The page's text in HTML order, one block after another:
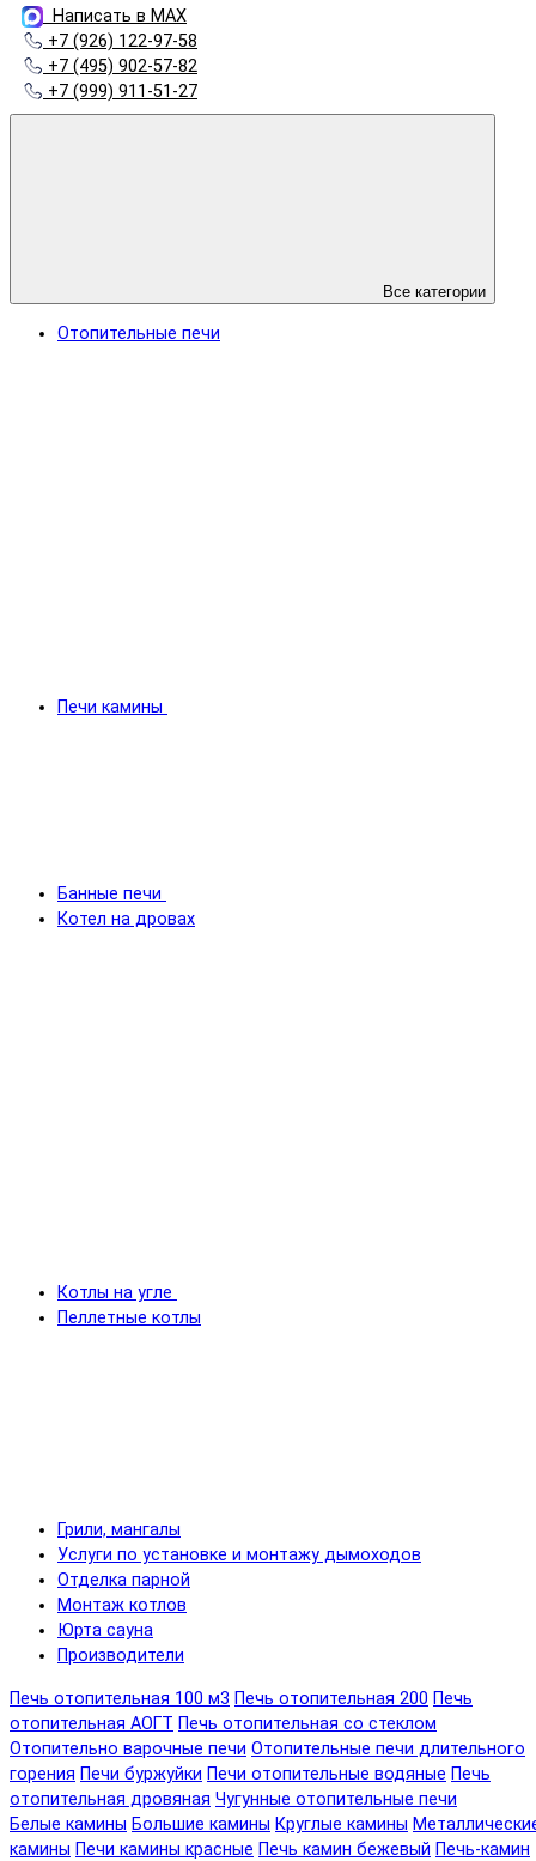
Написать в MAX
+7 (926) 122-97-58
+7 (495) 902-57-82
+7 (999) 911-51-27
Все категории
Отопительные печи
Печи камины
Банные печи
Котел на дровах
Котлы на угле
Пеллетные котлы
Грили, мангалы
Услуги по установке и монтажу дымоходов
Отделка парной
Монтаж котлов
Юрта сауна
Производители
Печь отопительная 100 м3 Печь отопительная 200 Печь
отопительная АОГТ Печь отопительная со стеклом
Отопительно варочные печи Отопительные печи длительного
горения Печи буржуйки Печи отопительные водяные Печь
отопительная дровяная Чугунные отопительные печи
Белые камины Большие камины Круглые камины
камины Печи камины красные Печь камин бежевый Печь-камин